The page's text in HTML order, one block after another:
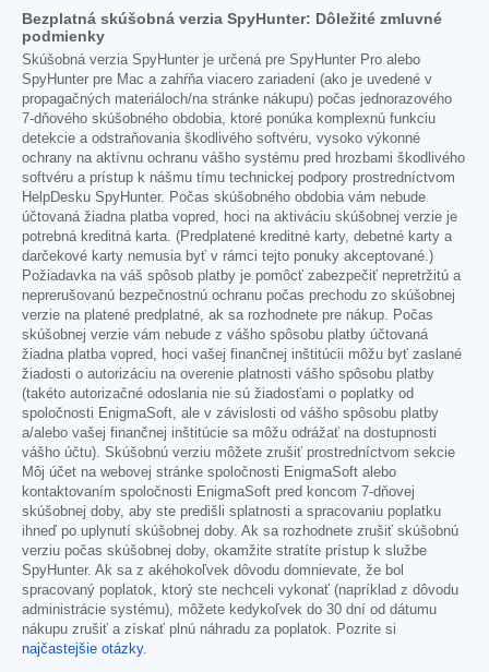
Bezplatná skúšobná verzia SpyHunter: Dôležité zmluvné
podmienky
Skúšobná verzia SpyHunter je určená pre SpyHunter Pro alebo
SpyHunter pre Mac a zahŕňa viacero zariadení (ako je uvedené v
propagačných materiáloch/na stránke nákupu) počas jednorazového
7-dňového skúšobného obdobia, ktoré ponúka komplexnú funkciu
detekcie a odstraňovania škodlivého softvéru, vysoko výkonné
ochrany na aktívnu ochranu vášho systému pred hrozbami škodlivého
softvéru a prístup k nášmu tímu technickej podpory prostredníctvom
HelpDesku SpyHunter. Počas skúšobného obdobia vám nebude
účtovaná žiadna platba vopred, hoci na aktiváciu skúšobnej verzie je
potrebná kreditná karta. (Predplatené kreditné karty, debetné karty a
darčekové karty nemusia byť v rámci tejto ponuky akceptované.)
Požiadavka na váš spôsob platby je pomôcť zabezpečiť nepretržitú a
neprerušovanú bezpečnostnú ochranu počas prechodu zo skúšobnej
verzie na platené predplatné, ak sa rozhodnete pre nákup. Počas
skúšobnej verzie vám nebude z vášho spôsobu platby účtovaná
žiadna platba vopred, hoci vašej finančnej inštitúcii môžu byť zaslané
žiadosti o autorizáciu na overenie platnosti vášho spôsobu platby
(takéto autorizačné odoslania nie sú žiadosťami o poplatky od
spoločnosti EnigmaSoft, ale v závislosti od vášho spôsobu platby
a/alebo vašej finančnej inštitúcie sa môžu odrážať na dostupnosti
vášho účtu). Skúšobnú verziu môžete zrušiť prostredníctvom sekcie
Môj účet na webovej stránke spoločnosti EnigmaSoft alebo
kontaktovaním spoločnosti EnigmaSoft pred koncom 7-dňovej
skúšobnej doby, aby ste predišli splatnosti a spracovaniu poplatku
ihneď po uplynutí skúšobnej doby. Ak sa rozhodnete zrušiť skúšobnú
verziu počas skúšobnej doby, okamžite stratíte prístup k službe
SpyHunter. Ak sa z akéhokoľvek dôvodu domnievate, že bol
spracovaný poplatok, ktorý ste nechceli vykonať (napríklad z dôvodu
administrácie systému), môžete kedykoľvek do 30 dní od dátumu
nákupu zrušiť a získať plnú náhradu za poplatok. Pozrite si
najčastejšie otázky.